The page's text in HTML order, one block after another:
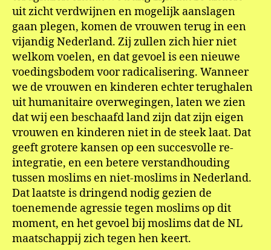
uit zicht verdwijnen en mogelijk aanslagen
gaan plegen, komen de vrouwen terug in een
vijandig Nederland. Zij zullen zich hier niet
welkom voelen, en dat gevoel is een nieuwe
voedingsbodem voor radicalisering. Wanneer
we de vrouwen en kinderen echter terughalen
uit humanitaire overwegingen, laten we zien
dat wij een beschaafd land zijn dat zijn eigen
vrouwen en kinderen niet in de steek laat. Dat
geeft grotere kansen op een succesvolle re-
integratie, en een betere verstandhouding
tussen moslims en niet-moslims in Nederland.
Dat laatste is dringend nodig gezien de
toenemende agressie tegen moslims op dit
moment, en het gevoel bij moslims dat de NL
maatschappij zich tegen hen keert.